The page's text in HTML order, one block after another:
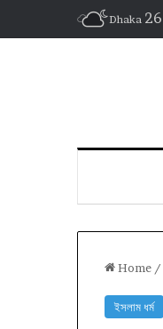
Dhaka 26
Home /
ইসলাম ধর্ম